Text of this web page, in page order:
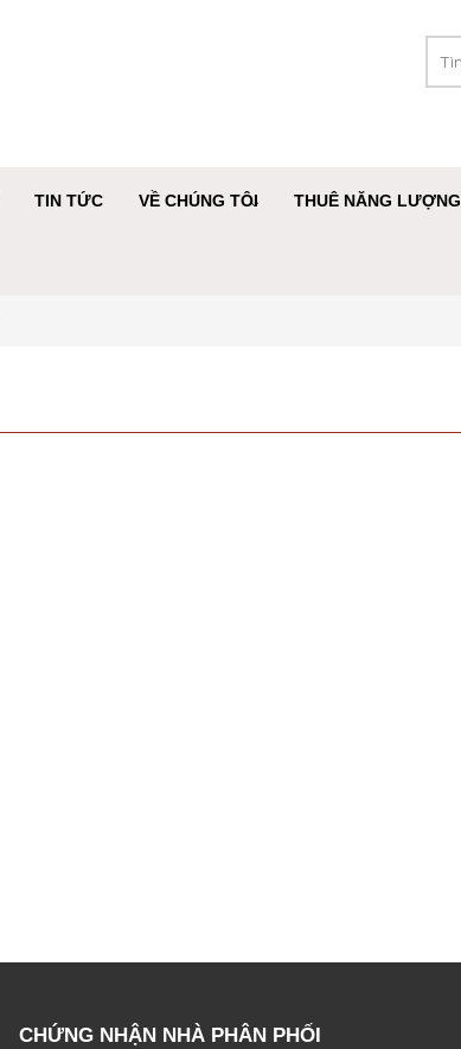
TIN TỨC VỀ CHÚNG TÔI THUÊ NĂNG LƯỢNG
CHỨNG NHẬN NHÀ PHÂN PHỐI